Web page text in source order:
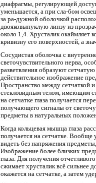
диафрагмы, регулирующей
уменьшается, а при сла-бом
за ра-дужной оболочкой
двояковыпуклую линзу из
около 1,4. Хрусталик окаймляет
кривизну его поверхностей, а
Сосудистая оболочка с
светочувствительного нерва,
разветвления образуют
действительное изображение
Пространство между сетчаткой
стекловидным телом, имеющим
на сетчатке глаза получается
получающего сигналы от
предметы в натуральных
Когда кольцевая мышца глаза
получается на сетчатке. Вообще
видеть без напряжения
Изображение более близких
глаза. Для получения
сжимает хрусталик всё сильнее до тех пор, пока изображение предмета не
окажется на сетчатке, а затем